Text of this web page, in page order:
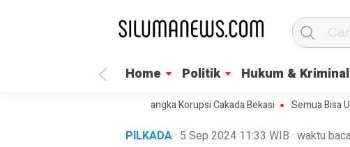
Home Politik Hukum &
Segera Umumkan Tersangka Korupsi Cakada Bekasi Semua Bisa Umroh
PILKADA· 5 Sep 2024 11:33 WIB · waktu